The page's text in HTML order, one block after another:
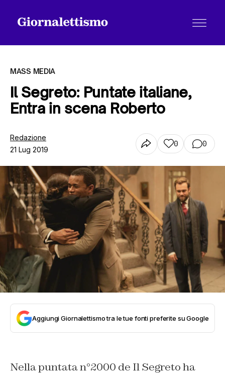
Tutti gli articoli
Chi siamo
Contatti
MASS MEDIA
Il Segreto: Puntate italiane,
Entra in scena Roberto
Redazione
21 Lug 2019
0 0
Aggiungi Giornalettismo tra le tue fonti preferite su Google
Nella puntata n°2000 de Il Segreto ha